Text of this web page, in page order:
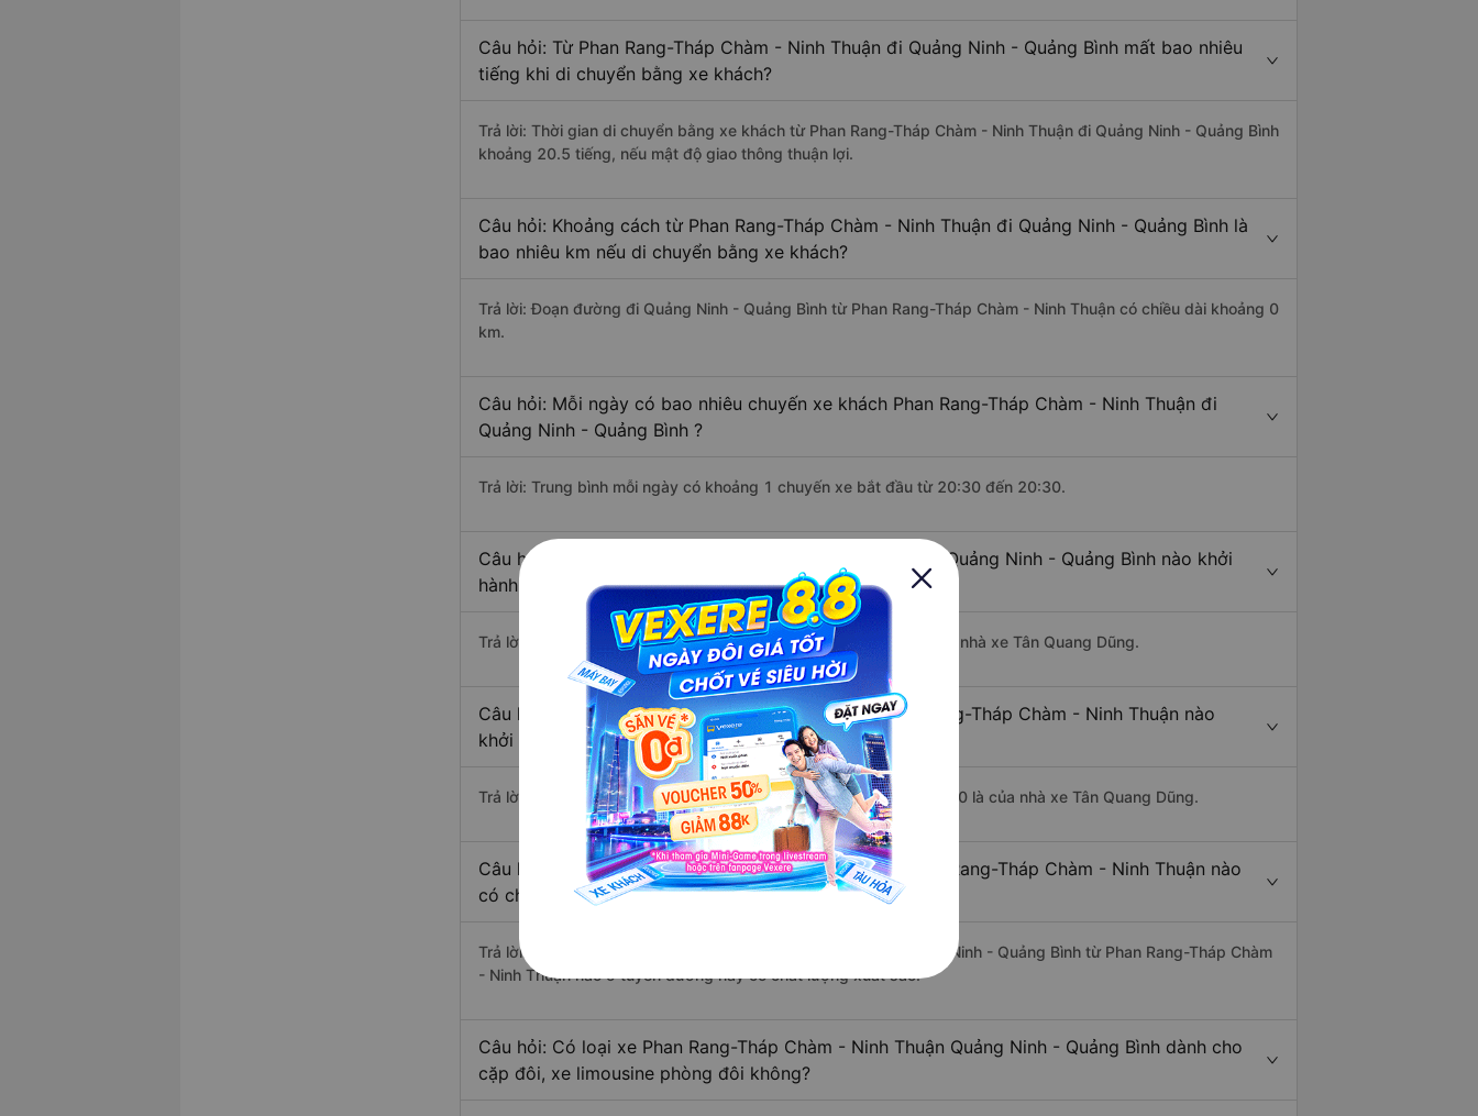
Câu hỏi: Từ Phan Rang-Tháp Chàm - Ninh Thuận đi Quảng Ninh - Quảng Bình mất bao nhiêu
tiếng khi di chuyển bằng xe khách?
Trả lời: Thời gian di chuyển bằng xe khách từ Phan Rang-Tháp Chàm - Ninh Thuận đi Quảng Ninh - Quảng Bình
khoảng 20.5 tiếng, nếu mật độ giao thông thuận lợi.
Câu hỏi: Khoảng cách từ Phan Rang-Tháp Chàm - Ninh Thuận đi Quảng Ninh - Quảng Bình là
bao nhiêu km nếu di chuyển bằng xe khách?
Trả lời: Đoạn đường đi Quảng Ninh - Quảng Bình từ Phan Rang-Tháp Chàm - Ninh Thuận có chiều dài khoảng 0
km.
Câu hỏi: Mỗi ngày có bao nhiêu chuyến xe khách Phan Rang-Tháp Chàm - Ninh Thuận đi
Quảng Ninh - Quảng Bình ?
Trả lời: Trung bình mỗi ngày có khoảng 1 chuyến xe bắt đầu từ 20:30 đến 20:30.
Câu hỏi: Nhà xe đi Phan Rang-Tháp Chàm - Ninh Thuận Quảng Ninh - Quảng Bình nào khởi
hành sớm nhất?
Trả lời: Chuyến xe có giờ xuất phát sớm nhất vào lúc 20:30 là của nhà xe Tân Quang Dũng.
Câu hỏi: Nhà xe đi Quảng Ninh - Quảng Bình từ Phan Rang-Tháp Chàm - Ninh Thuận nào
khởi hành trễ nhất?
Trả lời: Chuyến xe có giờ xuất phát trễ (muộn) nhất là vào lúc 20:30 là của nhà xe Tân Quang Dũng.
Câu hỏi: Review xe đi Quảng Ninh - Quảng Bình từ Phan Rang-Tháp Chàm - Ninh Thuận nào
có chất lượng tốt, xuất sắc, cao cấp nhất?
Trả lời: Tạm thời chưa đủ review để đánh giá có nhà xe đi Quảng Ninh - Quảng Bình từ Phan Rang-Tháp Chàm
- Ninh Thuận nào ở tuyến đường này có chất lượng xuất sắc.
Câu hỏi: Có loại xe Phan Rang-Tháp Chàm - Ninh Thuận Quảng Ninh - Quảng Bình dành cho
cặp đôi, xe limousine phòng đôi không?